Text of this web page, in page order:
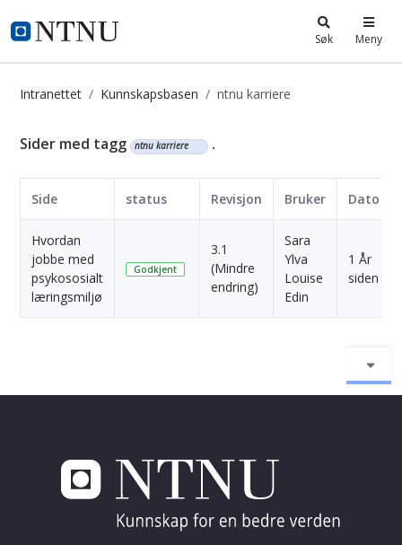
i.ntnu.no Søk Meny
Intranettet Kunnskapsbasen ntnu karriere
Kunnskapsbasen
Sider med tagg ntnu karriere .
Side status Revisjon Bruker Dato
Hvordan
jobbe med
psykososialt
læringsmiljø
Godkjent
3.1
(Mindre
endring)
Sara
Ylva
Louise
Edin
1 År
siden